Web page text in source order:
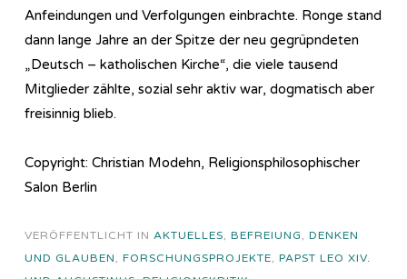
Anfeindungen und Verfolgungen einbrachte. Ronge stand
dann lange Jahre an der Spitze der neu gegrüpndeten
„Deutsch – katholischen Kirche“, die viele tausend
Mitglieder zählte, sozial sehr aktiv war, dogmatisch aber
freisinnig blieb.
Copyright: Christian Modehn, Religionsphilosophischer
Salon Berlin
VERÖFFENTLICHT IN AKTUELLES, BEFREIUNG, DENKEN
UND GLAUBEN, FORSCHUNGSPROJEKTE, PAPST LEO XIV.